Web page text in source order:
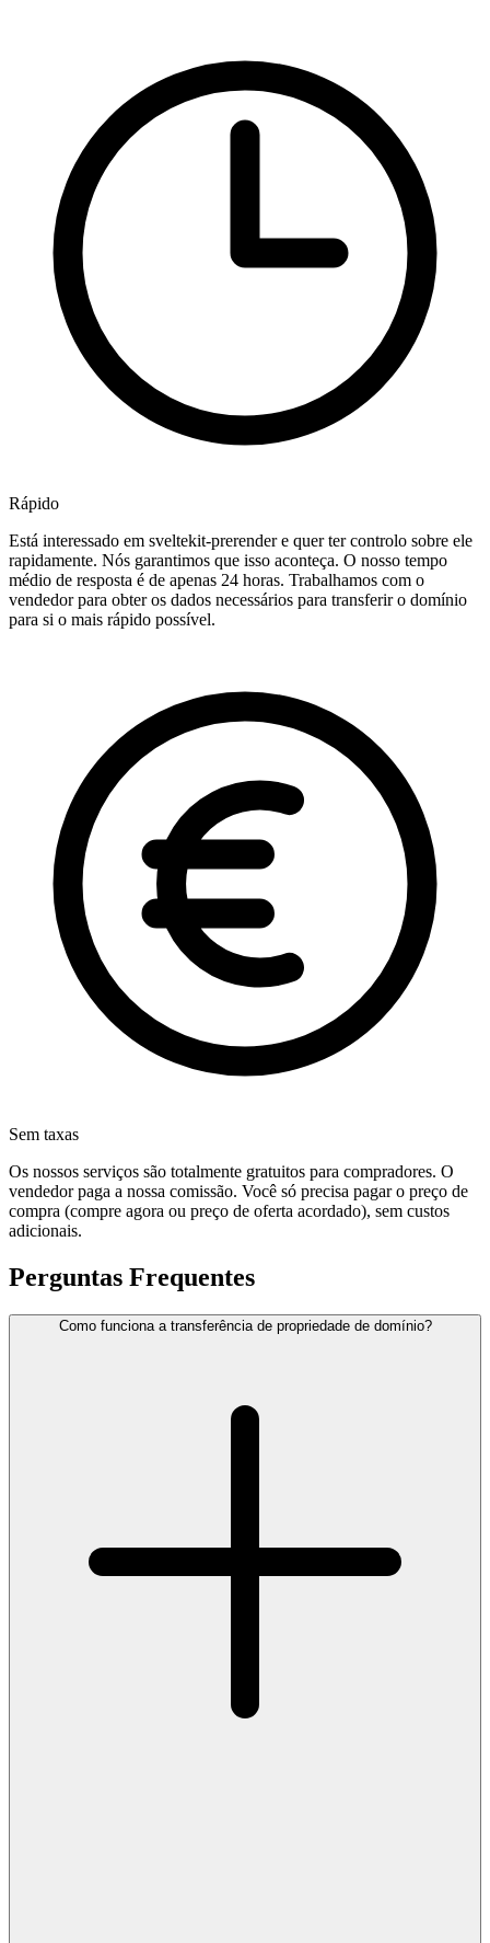
Rápido
Está interessado em sveltekit-prerender e quer ter controlo sobre ele
rapidamente. Nós garantimos que isso aconteça. O nosso tempo
médio de resposta é de apenas 24 horas. Trabalhamos com o
vendedor para obter os dados necessários para transferir o domínio
para si o mais rápido possível.
Sem taxas
Os nossos serviços são totalmente gratuitos para compradores. O
vendedor paga a nossa comissão. Você só precisa pagar o preço de
compra (compre agora ou preço de oferta acordado), sem custos
adicionais.
Perguntas Frequentes
Como funciona a transferência de propriedade de domínio?